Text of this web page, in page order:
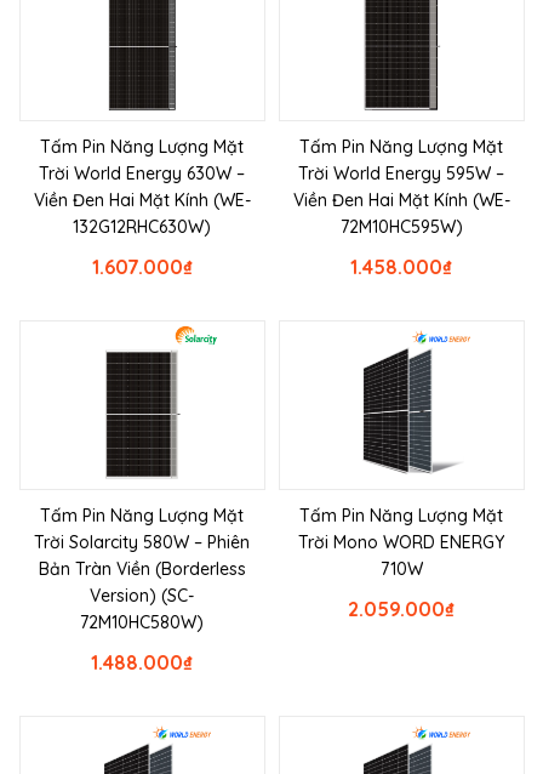
Tấm Pin Năng Lượng Mặt
Trời World Energy 630W –
Viền Đen Hai Mặt Kính (WE-
132G12RHC630W)
₫
1.607.000
Tấm Pin Năng Lượng Mặt
Trời World Energy 595W –
Viền Đen Hai Mặt Kính (WE-
72M10HC595W)
₫
1.458.000
Tấm Pin Năng Lượng Mặt
Trời Solarcity 580W – Phiên
Bản Tràn Viền (Borderless
Version) (SC-
72M10HC580W)
₫
1.488.000
Tấm Pin Năng Lượng Mặt
Trời Mono WORD ENERGY
710W
₫
2.059.000